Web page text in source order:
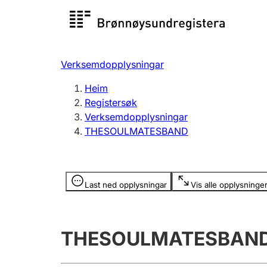
Registersøk
Registrere, endre, slette
Verksemdopplysningar
Heim
Registersøk
Verksemdopplysningar
THESOULMATESBAND
Last ned opplysningar Vis alle opplysninger
Opplysninger er skjult